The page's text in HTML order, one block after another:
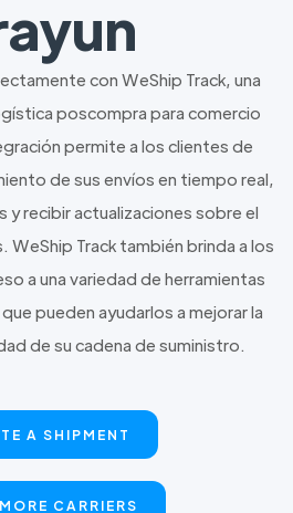
con WeShip Track, una
poscompra para comercio
permite a los clientes de
de sus envíos en tiempo real,
recibir actualizaciones sobre el
Track también brinda a los
a una variedad de herramientas
pueden ayudarlos a mejorar la
de su cadena de suministro.
A SHIPMENT
CARRIERS